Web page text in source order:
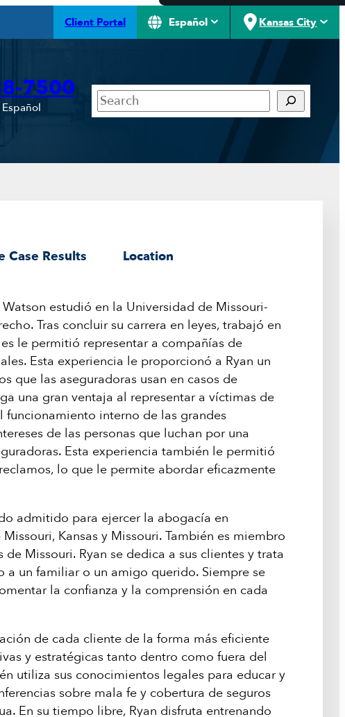
Client Portal Español Kansas City
7500 Search
Case Results Location
estudió en la Universidad de Missouri-
Tras concluir su carrera en leyes, trabajó en
le permitió representar a compañías de
Esta experiencia le proporcionó a Ryan un
que las aseguradoras usan en casos de
una gran ventaja al representar a víctimas de
funcionamiento interno de las grandes
de las personas que luchan por una
Esta experiencia también le permitió
lo que le permite abordar eficazmente
admitido para ejercer la abogacía en
Kansas y Missouri. También es miembro
Missouri. Ryan se dedica a sus clientes y trata
a un familiar o un amigo querido. Siempre se
la confianza y la comprensión en cada
de cada cliente de la forma más eficiente
y estratégicas tanto dentro como fuera del
utiliza sus conocimientos legales para educar y
sobre mala fe y cobertura de seguros
En su tiempo libre, Ryan disfruta entrenando